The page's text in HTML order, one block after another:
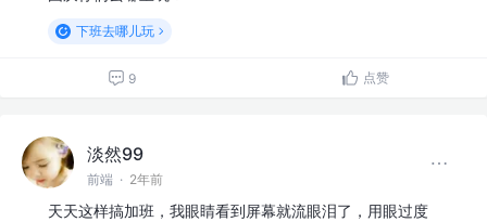
下班去哪儿玩
9 点赞
淡然99
前端 · 2年前
天天这样搞加班，我眼睛看到屏幕就流眼泪了，用眼过度